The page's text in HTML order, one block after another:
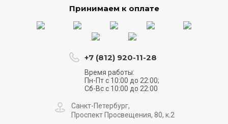
Принимаем к оплате
+7 (812) 920-11-28
Время работы:
Пн-Пт с 10:00 до 22:00;
Сб-Вс с 10:00 до 22:00
Санкт-Петербург,
Проспект Просвещения, 80, к.2